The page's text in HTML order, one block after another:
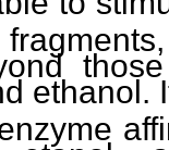
ethanol.